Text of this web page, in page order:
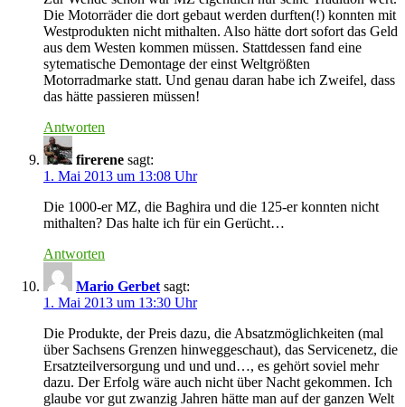
Die Motorräder die dort gebaut werden durften(!) konnten mit
Westprodukten nicht mithalten. Also hätte dort sofort das Geld
aus dem Westen kommen müssen. Stattdessen fand eine
sytematische Demontage der einst Weltgrößten
Motorradmarke statt. Und genau daran habe ich Zweifel, dass
das hätte passieren müssen!
Antworten
firerene sagt:
1. Mai 2013 um 13:08 Uhr
Die 1000-er MZ, die Baghira und die 125-er konnten nicht
mithalten? Das halte ich für ein Gerücht…
Antworten
Mario Gerbet sagt:
1. Mai 2013 um 13:30 Uhr
Die Produkte, der Preis dazu, die Absatzmöglichkeiten (mal
über Sachsens Grenzen hinweggeschaut), das Servicenetz, die
Ersatzteilversorgung und und und…, es gehört soviel mehr
dazu. Der Erfolg wäre auch nicht über Nacht gekommen. Ich
glaube vor gut zwanzig Jahren hätte man auf der ganzen Welt